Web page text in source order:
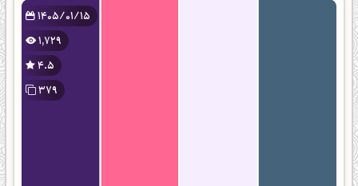
1405/01/15
1,729
4.5
379